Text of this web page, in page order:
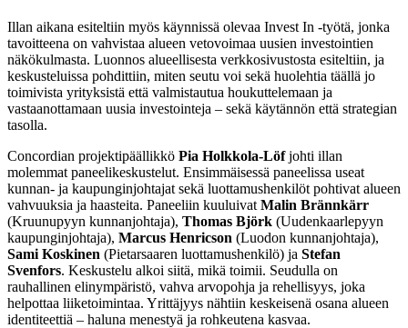
Illan aikana esiteltiin myös käynnissä olevaa Invest In -työtä, jonka
tavoitteena on vahvistaa alueen vetovoimaa uusien investointien
näkökulmasta. Luonnos alueellisesta verkkosivustosta esiteltiin, ja
keskusteluissa pohdittiin, miten seutu voi sekä huolehtia täällä jo
toimivista yrityksistä että valmistautua houkuttelemaan ja
vastaanottamaan uusia investointeja – sekä käytännön että strategian
tasolla.
Concordian projektipäällikkö Pia Holkkola-Löfjohti illan
molemmat paneelikeskustelut. Ensimmäisessä paneelissa useat
kunnan- ja kaupunginjohtajat sekä luottamushenkilöt pohtivat alueen
vahvuuksia ja haasteita. Paneeliin kuuluivat Malin Brännkärr
(Kruunupyyn kunnanjohtaja), Thomas Björk (Uudenkaarlepyyn
kaupunginjohtaja), Marcus Henricson (Luodon kunnanjohtaja),
Sami Koskinen (Pietarsaaren luottamushenkilö) ja Stefan
Svenfors. Keskustelu alkoi siitä, mikä toimii. Seudulla on
rauhallinen elinympäristö, vahva arvopohja ja rehellisyys, joka
helpottaa liiketoimintaa. Yrittäjyys nähtiin keskeisenä osana alueen
identiteettiä – haluna menestyä ja rohkeutena kasvaa.